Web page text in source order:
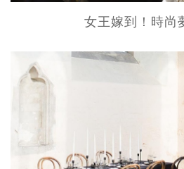
女王嫁到！時尚